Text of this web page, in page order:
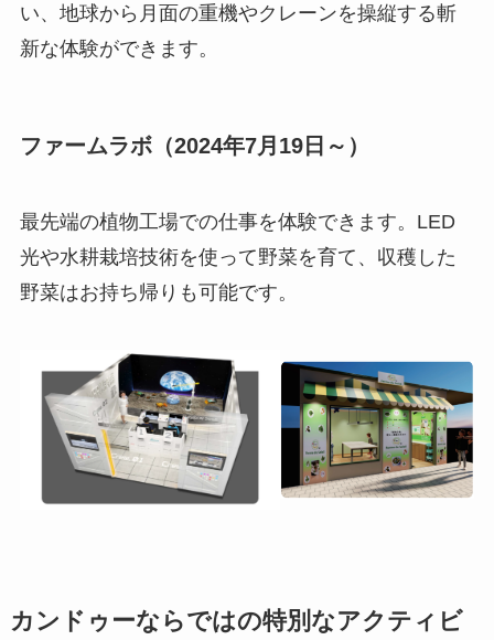
い、地球から月面の重機やクレーンを操縦する斬
新な体験ができます。
ファームラボ（2024年7月19日～）
最先端の植物工場での仕事を体験できます。LED
光や水耕栽培技術を使って野菜を育て、収穫した
野菜はお持ち帰りも可能です。
カンドゥーならではの特別なアクティビ